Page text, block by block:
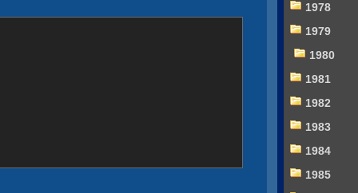
1978
1979
1980
1981
1982
1983
1984
1985